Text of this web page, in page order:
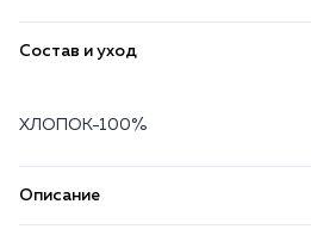
Состав и уход
ХЛОПОК-100%
Описание